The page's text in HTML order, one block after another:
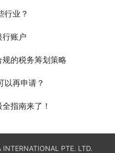
行业？
行账户
的税务筹划策略
以再申请？
指南来了！
PTE. LTD.